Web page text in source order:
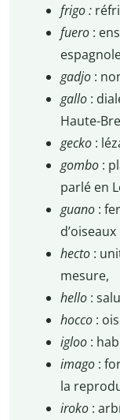
frigo :
fuero :
gadjo :
gallo :
Haute-
gecko :
gombo :
parlé en
guano :
hecto :
mesure,
hello :
hocco :
igloo :
imago :
la
iroko :